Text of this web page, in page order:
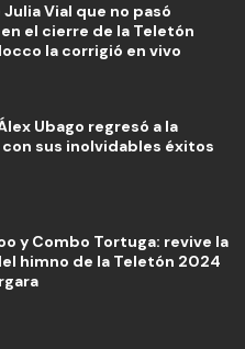
Vial que no pasó
el cierre de la Teletón
la corrigió en vivo
Ubago regresó a la
con sus inolvidables éxitos
y Combo Tortuga: revive la
himno de la Teletón 2024